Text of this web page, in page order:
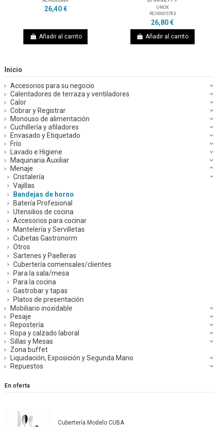
26,40 €
Añadir al carrito
UNOX
RCH0005783
26,80 €
Añadir al carrito
Inicio
Accesorios para su negocio
Calentadores de terraza y ventiladores
Calor
Cobrar y Registrar
Monouso de alimentación
Cuchillería y afiladores
Envasado y Etiquetado
Frío
Lavado e Higiene
Maquinaria Auxiliar
Menaje
Cristalería
Vajillas
Bandejas de horno
Batería Profesional
Utensilios de cocina
Accesorios para cocinar
Mantelería y Servilletas
Cubetas Gastronorm
Otros
Sartenes y Paelleras
Cubertería comensales/clientes
Para la sala/mesa
Para la cocina
Gastrobar y tapas
Platos de presentación
Mobiliario inoxidable
Pesaje
Repostería
Ropa y calzado laboral
Sillas y Mesas
Zona buffet
Liquidación, Exposición y Segunda Mano
Repuestos
En oferta
Cubertería Modelo CUBA